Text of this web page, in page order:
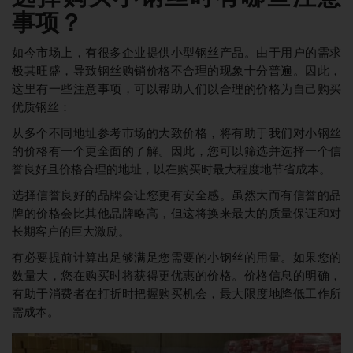
事项？
如今市场上，有很多企业提供小型钢丝产品。由于用户的需求
极其旺盛，导致钢丝购销价格不合理的现象十分普遍。因此，
这里有一些注意事项，可以帮助人们以合理的价格为自己购买
优质钢丝：
从多个不同地址参考市场的大致价格，将有助于我们对小钢丝
的价格有一个更全面的了解。因此，您可以筛选并选择一个信
誉良好且价格合理的地址，以在购买时最大程度地节省成本。
选择信誉良好的品牌会让您更有安全感。虽然大而有信誉的品
牌的价格会比其他品牌略高，但这将换来最大的质量保证和对
长期客户的巨大激励。
有必要提前计算出足够满足您需要的小钢丝的用量。如果您的
数量大，您在购买时将获得更优惠的价格。价格信息的明确，
有助于消费者在打折时把握购买机会，最大限度地降低工作所
需成本。